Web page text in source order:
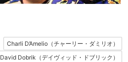
Charli D’Amelio（チャーリー・ダミリオ）
David Dobrik（デイヴィッド・ドブリック）